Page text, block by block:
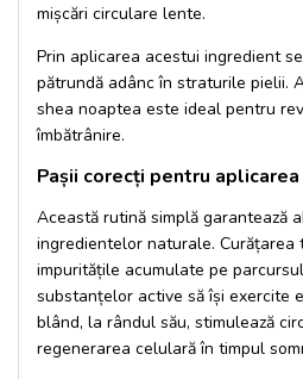
mișcări circulare lente.
Prin aplicarea acestui ingredient
pătrundă adânc în straturile pielii.
shea noaptea este ideal pentru
îmbătrânire.
Pașii corecți pentru
Această rutină simplă garantează
ingredientelor naturale. Curățarea
impuritățile acumulate pe
substanțelor active să își exercite
blând, la rândul său, stimulează
regenerarea celulară în timpul